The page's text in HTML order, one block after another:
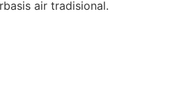
air tradisional.